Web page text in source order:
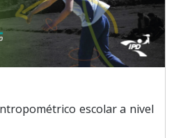
escolar a nivel